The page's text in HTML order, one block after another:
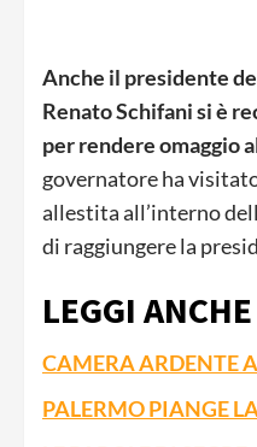
Anche il presidente
Renato Schifani si è
per rendere omaggio
governatore ha
allestita all’interno
di raggiungere la
LEGGI ANCHE
CAMERA ARDENTE
PALERMO PIANGE